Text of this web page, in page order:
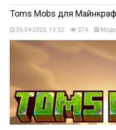
Toms Mobs для
26-04-2025, 13:32 374